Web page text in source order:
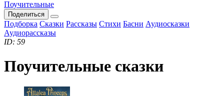
Поучительные
Поделиться
Подборка Сказки Рассказы Стихи Басни Аудиосказки
Аудиорассказы
ID: 59
Поучительные сказки